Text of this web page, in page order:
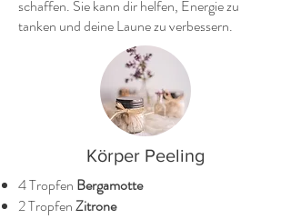
schaffen. Sie kann dir helfen, Energie zu
tanken und deine Laune zu verbessern.
Körper Peeling
4 Tropfen Bergamotte
2 TropfenZitrone